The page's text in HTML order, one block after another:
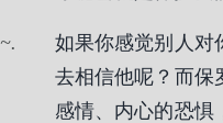
.
如果你感觉别人对
去相信他呢？而保
感情、内心的恐惧